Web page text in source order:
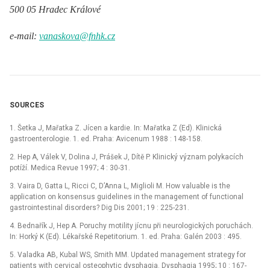
500 05 Hradec Králové
e-mail: vanaskova@fnhk.cz
SOURCES
1. Šetka J, Mařatka Z. Jícen a kardie. In: Mařatka Z (Ed). Klinická
gastroenterologie. 1. ed. Praha: Avicenum 1988 : 148-158.
2. Hep A, Válek V, Dolina J, Prášek J, Dítě P. Klinický význam polykacích
potíží. Medica Revue 1997; 4 : 30-31.
3. Vaira D, Gatta L, Ricci C, D’Anna L, Miglioli M. How valuable is the
application on konsensus guidelines in the management of functional
gastrointestinal disorders? Dig Dis 2001; 19 : 225-231.
4. Bednařík J, Hep A. Poruchy motility jícnu při neurologických poruchách.
In: Horký K (Ed). Lékařské Repetitorium. 1. ed. Praha: Galén 2003 : 495.
5. Valadka AB, Kubal WS, Smith MM. Updated management strategy for
patients with cervical osteophytic dysphagia. Dysphagia 1995; 10 : 167-